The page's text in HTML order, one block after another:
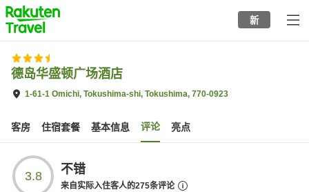
to
top
page
新
德岛华盛顿广场酒店
1-61-1 Omichi, Tokushima-shi, Tokushima, 770-0923
客房 住宿套餐 基本信息 评论 亮点
3.8 不错
来自实际入住客人的275条评论